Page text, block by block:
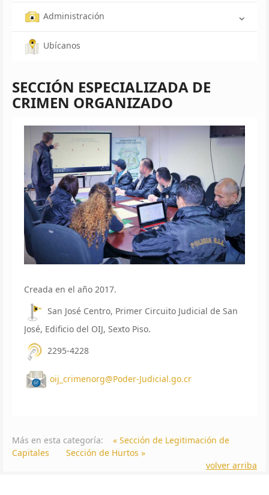
Administración
Ubícanos
SECCIÓN ESPECIALIZADA DE
CRIMEN ORGANIZADO
Creada en el año 2017.
San José Centro, Primer Circuito Judicial de San
José, Edificio del OIJ, Sexto Piso.
2295-4228
oij_crimenorg@Poder-Judicial.go.cr
Más en esta categoría:
« Sección de Legitimación de
Capitales
Sección de Hurtos »
volver arriba